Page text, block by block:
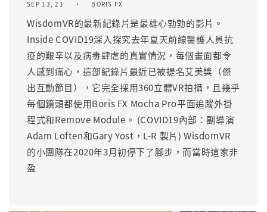
SEP 13, 21 BORIS FX
WisdomVR的最新紀錄片是最雄心勃勃的影片。
Inside COVID19深入探究去年夏天前線醫護人員抗
疫的艱辛以及病毒肆虐的真實情況，每個畫面都令
人感到痛心，這部紀錄片最近已被提名艾美獎（傑
出互動節目），它完全採用360立體VR拍攝，且幾乎
每個鏡頭都使用Boris FX Mocha Pro平面追蹤外掛
程式和Remove Module。 (COVID19內部：副導演
Adam Loften和Gary Yost，L-R 製片) WisdomVR
的小團隊在2020年3月初停下了腳步，而當時這家非
盈